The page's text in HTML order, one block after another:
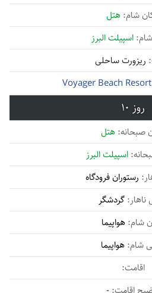
هتل
اسپیلت البرز
ریزورت ساحلی
Voyager Beach Resort
10
هتل
اسپیلت البرز
رستوران فرودگاه
گردشگر
هواپیما
هواپیما
-